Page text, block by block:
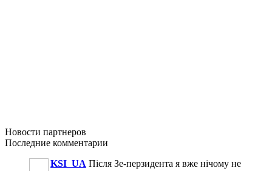
Новости партнеров
Последние комментарии
KSI_UA Після Зе-перзидента я вже нічому не